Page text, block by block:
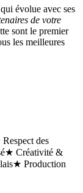
évolue avec ses
de votre
sont le premier
les meilleures
des
★ Créativité &
★ Production